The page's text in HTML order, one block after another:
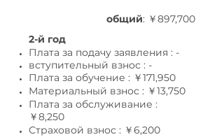
общий: ￥897,700
2-й год
Плата за подачу заявления : -
вступительный взнос : -
Плата за обучение : ￥171,950
Материальный взнос : ￥13,750
Плата за обслуживание :
￥8,250
Страховой взнос : ￥6,200